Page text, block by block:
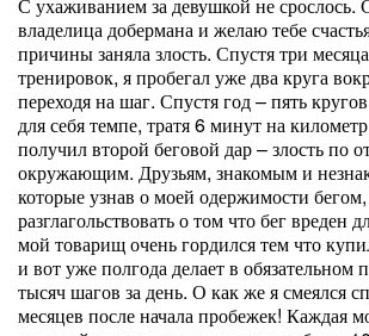
владелица добермана и желаю тебе
причины заняла злость. Спустя три
тренировок, я пробегал уже два круга
переходя на шаг. Спустя год – пять
для себя темпе, тратя 6 минут на
получил второй беговой дар – злость по
окружающим. Друзьям, знакомым и
которые узнав о моей одержимости
разглагольствовать о том что бег вреден
мой товарищ очень гордился тем что
и вот уже полгода делает в обязательном
тысяч шагов за день. О как же я смеялся
месяцев после начала пробежек! Каждая